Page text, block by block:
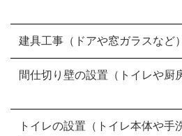
建具工事（ドアや窓ガラスなど）
間仕切り壁の設置（トイレや厨
トイレの設置（トイレ本体や手